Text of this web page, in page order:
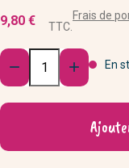
9,80 € TTC.
Frais de
Quantité
  En